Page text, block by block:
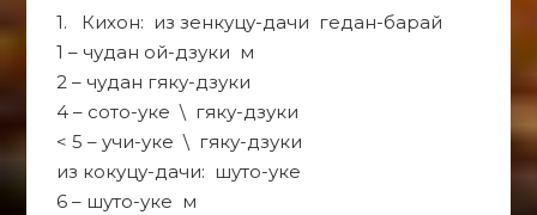
1. Кихон: из зенкуцу-дачи гедан-барай
1 – чудан ой-дзуки м
2 – чудан гяку-дзуки
4 – сото-уке \ гяку-дзуки
< 5 – учи-уке \ гяку-дзуки
из кокуцу-дачи: шуто-уке
6 – шуто-уке м